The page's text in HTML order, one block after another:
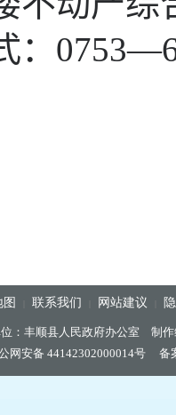
联系我们 网站建议
：丰顺县人民政府办公室 制
网安备 44142302000014号
备